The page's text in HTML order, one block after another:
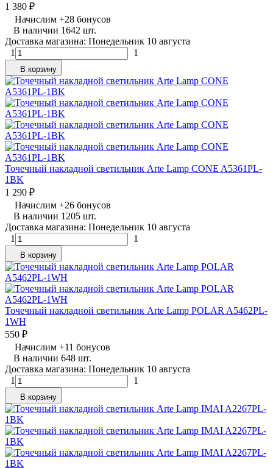
1 380 ₽
Начислим +28 бонусов
В наличии 1642 шт.
Доставка магазина: Понедельник 10 августа
1
1
В корзину
Точечный накладной светильник Arte Lamp CONE A5361PL-
1BK
1 290 ₽
Начислим +26 бонусов
В наличии 1205 шт.
Доставка магазина: Понедельник 10 августа
1
1
В корзину
Точечный накладной светильник Arte Lamp POLAR A5462PL-
1WH
550 ₽
Начислим +11 бонусов
В наличии 648 шт.
Доставка магазина: Понедельник 10 августа
1
1
В корзину